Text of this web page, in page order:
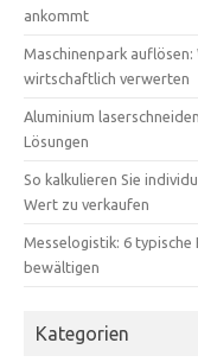
ankommt
Maschinenpark
wirtschaftlich verwerten
Aluminium
Lösungen
So kalkulieren Sie
Wert zu verkaufen
Messelogistik: 6
bewältigen
Kategorien